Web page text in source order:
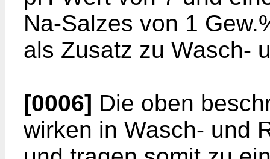
Na-Salzes von 1
als Zusatz zu Wasch-
[0006] Die oben
wirken in Wasch- und